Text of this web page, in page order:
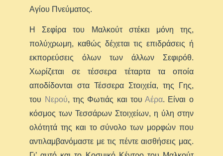
Αγίου Πνεύματος.
Η Σεφίρα του Μαλκούτ στέκει μόνη της,
πολύχρωμη, καθώς δέχεται τις επιδράσεις ή
εκπορεύσεις όλων των άλλων Σεφιρόθ.
Χωρίζεται σε τέσσερα τέταρτα τα οποία
αποδίδονται στα Τέσσερα Στοιχεία, της Γης,
του Νερού, της Φωτιάς και τουΑέρα. Είναι ο
κόσμος των Τεσσάρων Στοιχείων, η ύλη στην
ολότητά της και το σύνολο των μορφών που
αντιλαμβανόμαστε με τις πέντε αισθήσεις μας.